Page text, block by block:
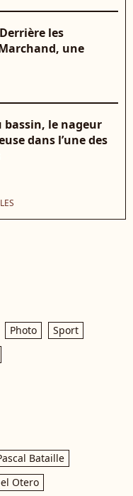
les
une
bassin, le nageur
dans l’une des
Photo
Sport
Bataille
Otero